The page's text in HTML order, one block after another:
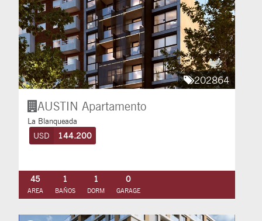
202864
AUSTIN Apartamento
La Blanqueada
USD 144.200
45
AREA
1
BAÑOS
1
DORM
0
GARAGE